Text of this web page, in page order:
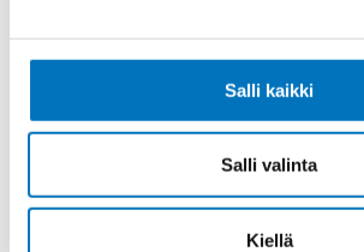
Salli kaikki
Salli valinta
Kiellä
Tiiviste
[Nm]
Väri